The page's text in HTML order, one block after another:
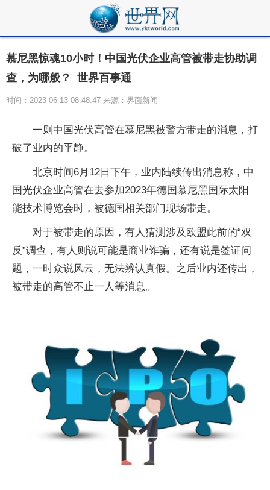
慕尼黑惊魂10小时！中国光伏企业高管被带走协助调
查，为哪般？_世界百事通
时间：2023-06-13 08:48:47 来源：界面新闻
一则中国光伏高管在慕尼黑被警方带走的消息，打
破了业内的平静。
北京时间6月12日下午，业内陆续传出消息称，中
国光伏企业高管在去参加2023年德国慕尼黑国际太阳
能技术博览会时，被德国相关部门现场带走。
对于被带走的原因，有人猜测涉及欧盟此前的“双
反”调查，有人则说可能是商业诈骗，还有说是签证问
题，一时众说风云，无法辨认真假。之后业内还传出，
被带走的高管不止一人等消息。